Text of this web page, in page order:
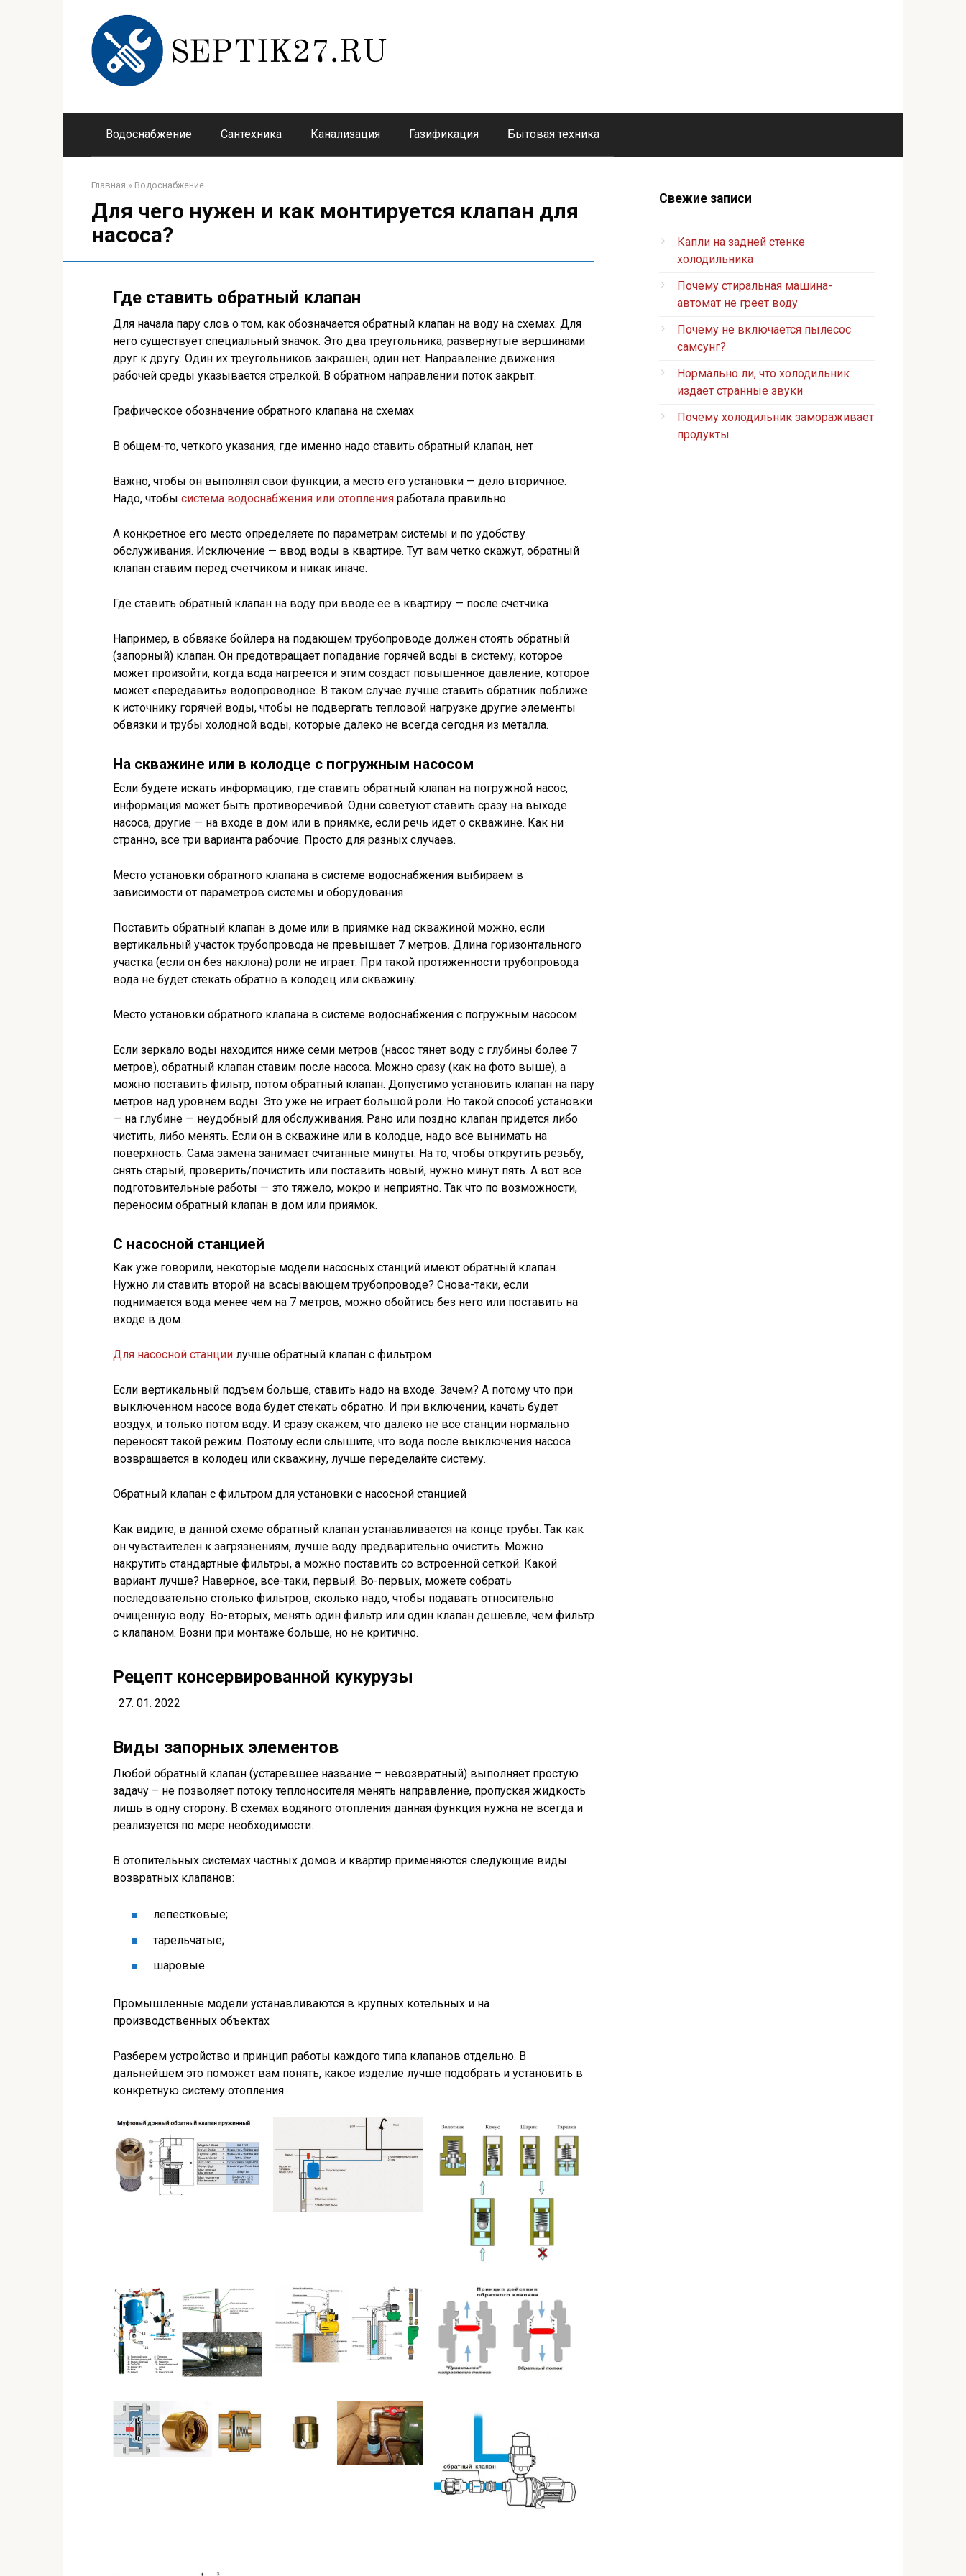
Водоснабжение Сантехника Канализация Газификация Бытовая техника
Главная » Водоснабжение
Для чего нужен и как монтируется клапан для
насоса?
Где ставить обратный клапан
Для начала пару слов о том, как обозначается обратный клапан на воду на схемах. Для
него существует специальный значок. Это два треугольника, развернутые вершинами
друг к другу. Один их треугольников закрашен, один нет. Направление движения
рабочей среды указывается стрелкой. В обратном направлении поток закрыт.
Графическое обозначение обратного клапана на схемах
В общем-то, четкого указания, где именно надо ставить обратный клапан, нет
Важно, чтобы он выполнял свои функции, а место его установки — дело вторичное.
Надо, чтобы система водоснабжения или отопления работала правильно
А конкретное его место определяете по параметрам системы и по удобству
обслуживания. Исключение — ввод воды в квартире. Тут вам четко скажут, обратный
клапан ставим перед счетчиком и никак иначе.
Где ставить обратный клапан на воду при вводе ее в квартиру — после счетчика
Например, в обвязке бойлера на подающем трубопроводе должен стоять обратный
(запорный) клапан. Он предотвращает попадание горячей воды в систему, которое
может произойти, когда вода нагреется и этим создаст повышенное давление, которое
может «передавить» водопроводное. В таком случае лучше ставить обратник поближе
к источнику горячей воды, чтобы не подвергать тепловой нагрузке другие элементы
обвязки и трубы холодной воды, которые далеко не всегда сегодня из металла.
На скважине или в колодце с погружным насосом
Если будете искать информацию, где ставить обратный клапан на погружной насос,
информация может быть противоречивой. Одни советуют ставить сразу на выходе
насоса, другие — на входе в дом или в приямке, если речь идет о скважине. Как ни
странно, все три варианта рабочие. Просто для разных случаев.
Место установки обратного клапана в системе водоснабжения выбираем в
зависимости от параметров системы и оборудования
Поставить обратный клапан в доме или в приямке над скважиной можно, если
вертикальный участок трубопровода не превышает 7 метров. Длина горизонтального
участка (если он без наклона) роли не играет. При такой протяженности трубопровода
вода не будет стекать обратно в колодец или скважину.
Место установки обратного клапана в системе водоснабжения с погружным насосом
Если зеркало воды находится ниже семи метров (насос тянет воду с глубины более 7
метров), обратный клапан ставим после насоса. Можно сразу (как на фото выше), а
можно поставить фильтр, потом обратный клапан. Допустимо установить клапан на пару
метров над уровнем воды. Это уже не играет большой роли. Но такой способ установки
— на глубине — неудобный для обслуживания. Рано или поздно клапан придется либо
чистить, либо менять. Если он в скважине или в колодце, надо все вынимать на
поверхность. Сама замена занимает считанные минуты. На то, чтобы открутить резьбу,
снять старый, проверить/почистить или поставить новый, нужно минут пять. А вот все
подготовительные работы — это тяжело, мокро и неприятно. Так что по возможности,
переносим обратный клапан в дом или приямок.
С насосной станцией
Как уже говорили, некоторые модели насосных станций имеют обратный клапан.
Нужно ли ставить второй на всасывающем трубопроводе? Снова-таки, если
поднимается вода менее чем на 7 метров, можно обойтись без него или поставить на
входе в дом.
Для насосной станции лучше обратный клапан с фильтром
Если вертикальный подъем больше, ставить надо на входе. Зачем? А потому что при
выключенном насосе вода будет стекать обратно. И при включении, качать будет
воздух, и только потом воду. И сразу скажем, что далеко не все станции нормально
переносят такой режим. Поэтому если слышите, что вода после выключения насоса
возвращается в колодец или скважину, лучше переделайте систему.
Обратный клапан с фильтром для установки с насосной станцией
Как видите, в данной схеме обратный клапан устанавливается на конце трубы. Так как
он чувствителен к загрязнениям, лучше воду предварительно очистить. Можно
накрутить стандартные фильтры, а можно поставить со встроенной сеткой. Какой
вариант лучше? Наверное, все-таки, первый. Во-первых, можете собрать
последовательно столько фильтров, сколько надо, чтобы подавать относительно
очищенную воду. Во-вторых, менять один фильтр или один клапан дешевле, чем фильтр
с клапаном. Возни при монтаже больше, но не критично.
Рецепт консервированной кукурузы
27. 01. 2022
Виды запорных элементов
Любой обратный клапан (устаревшее название – невозвратный) выполняет простую
задачу – не позволяет потоку теплоносителя менять направление, пропуская жидкость
лишь в одну сторону. В схемах водяного отопления данная функция нужна не всегда и
реализуется по мере необходимости.
В отопительных системах частных домов и квартир применяются следующие виды
возвратных клапанов:
лепестковые;
тарельчатые;
шаровые.
Промышленные модели устанавливаются в крупных котельных и на
производственных объектах
Разберем устройство и принцип работы каждого типа клапанов отдельно. В
дальнейшем это поможет вам понять, какое изделие лучше подобрать и установить в
конкретную систему отопления.
Свежие записи
Капли на задней стенке
холодильника
Почему стиральная машина-
автомат не греет воду
Почему не включается пылесос
самсунг?
Нормально ли, что холодильник
издает странные звуки
Почему холодильник замораживает
продукты